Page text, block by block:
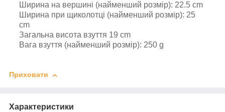
Ширина на вершині (найменший розмір): 22.5 cm
Ширина при щиколотці (найменший розмір): 25
cm
Загальна висота взуття 19 cm
Вага взуття (найменший розмір): 250 g
Приховати
Характеристики